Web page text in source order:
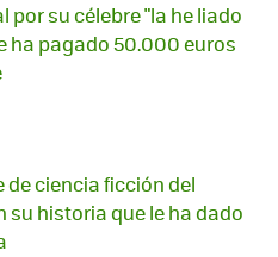
por su célebre "la he liado
ha pagado 50.000 euros
de ciencia ficción del
su historia que le ha dado